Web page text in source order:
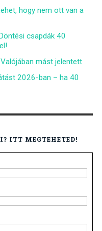
hogy nem ott van a
csapdák 40
mást jelentett
2026-ban – ha 40
ITT MEGTEHETED!